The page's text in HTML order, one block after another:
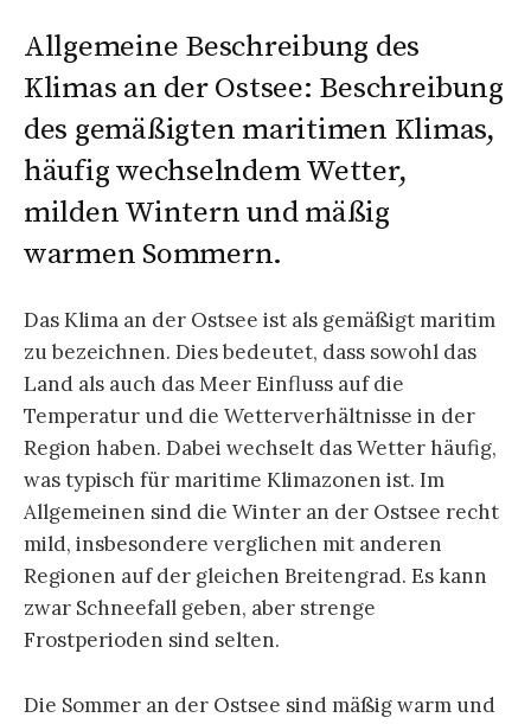
Allgemeine Beschreibung des
Klimas an der Ostsee: Beschreibung
des gemäßigten maritimen Klimas,
häufig wechselndem Wetter,
milden Wintern und mäßig
warmen Sommern.
Das Klima an der Ostsee ist als gemäßigt maritim
zu bezeichnen. Dies bedeutet, dass sowohl das
Land als auch das Meer Einfluss auf die
Temperatur und die Wetterverhältnisse in der
Region haben. Dabei wechselt das Wetter häufig,
was typisch für maritime Klimazonen ist. Im
Allgemeinen sind die Winter an der Ostsee recht
mild, insbesondere verglichen mit anderen
Regionen auf der gleichen Breitengrad. Es kann
zwar Schneefall geben, aber strenge
Frostperioden sind selten.
Die Sommer an der Ostsee sind mäßig warm und